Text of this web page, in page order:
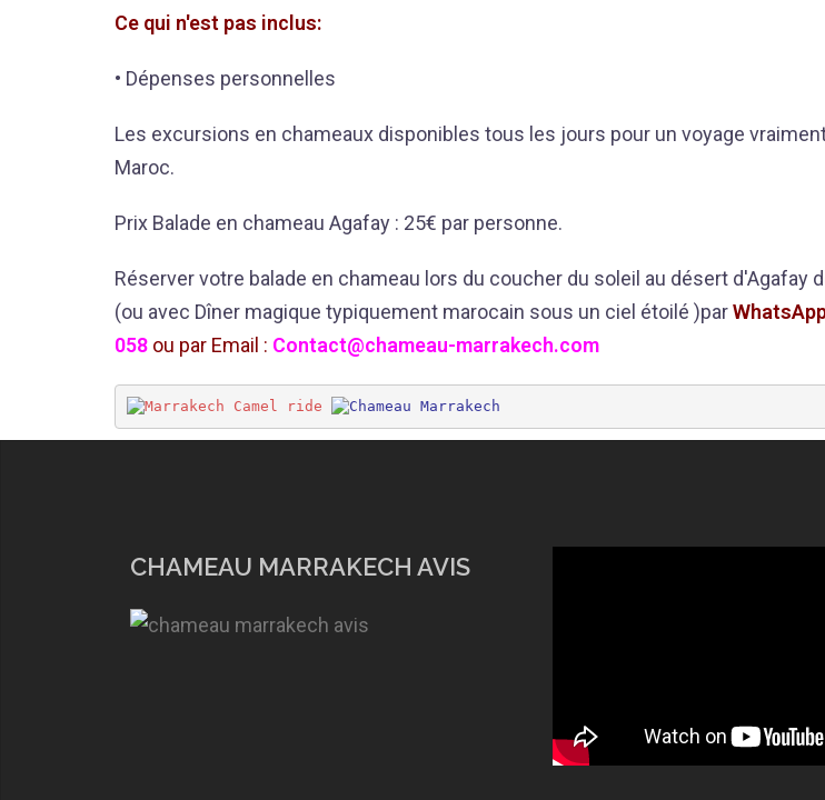
Ce qui n'est pas inclus:
• Dépenses personnelles
Les excursions en chameaux disponibles tous les jours pour un voyage
Maroc.
Prix Balade en chameau Agafay : 25€ par personne.
Réserver votre balade en chameau lors du coucher du soleil au désert d'Agafay
(ou avec Dîner magique typiquement marocain sous un ciel étoilé )par
058 ou par Email : Contact@chameau-marrakech.com
CHAMEAU MARRAKECH AVIS